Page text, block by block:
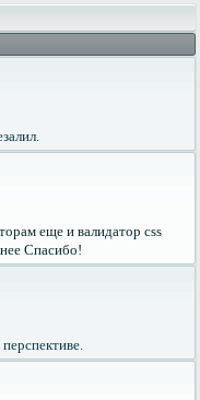
еще и валидатор css
Спасибо!